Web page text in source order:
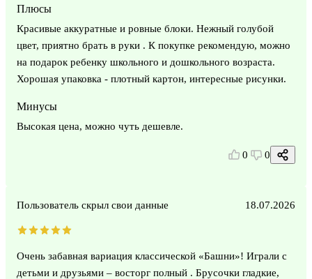
Плюсы
Красивые аккуратные и ровные блоки. Нежный голубой
цвет, приятно брать в руки . К покупке рекомендую, можно
на подарок ребенку школьного и дошкольного возраста.
Хорошая упаковка - плотный картон, интересные рисунки.
Минусы
Высокая цена, можно чуть дешевле.
0 0
Пользователь скрыл свои данные 18.07.2026
Очень забавная вариация классической «Башни»! Играли с
детьми и друзьями – восторг полный . Брусочки гладкие,